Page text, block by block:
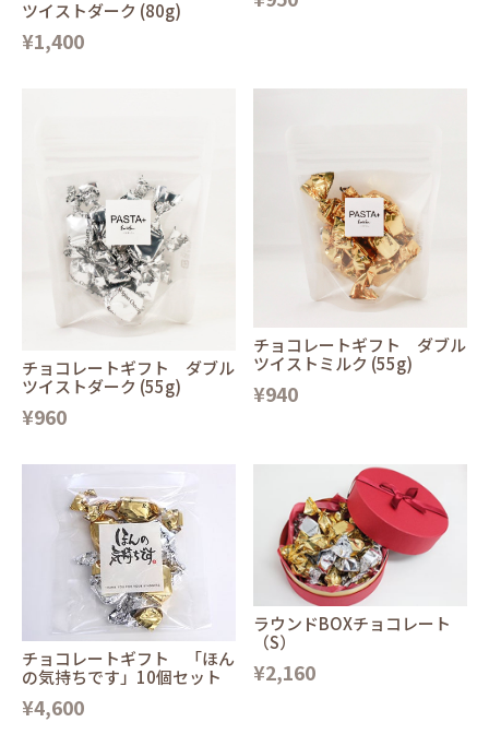
ツイストダーク (80g)
¥1,400
チョコレートギフト ダブル
ツイストダーク (55g)
¥960
チョコレートギフト ダブル
ツイストミルク (55g)
¥940
チョコレートギフト 「ほん
の気持ちです」10個セット
¥4,600
ラウンドBOXチョコレート
（S）
¥2,160